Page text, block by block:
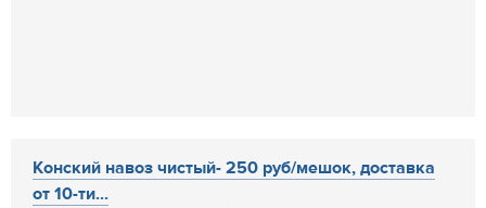
Конский навоз чистый- 250 руб/мешок, доставка
от 10-ти...